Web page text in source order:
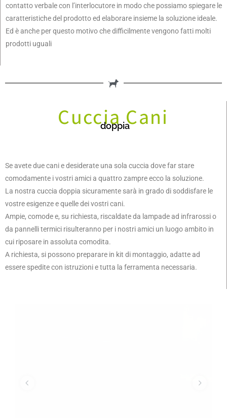
contatto verbale con l’interlocutore in modo che possiamo spiegare le
caratteristiche del prodotto ed elaborare insieme la soluzione ideale.
Ed è anche per questo motivo che difficilmente vengono fatti molti
prodotti uguali
Cuccia Cani
doppia
Se avete due cani e desiderate una sola cuccia dove far stare
comodamente i vostri amici a quattro zampre ecco la soluzione.
La nostra cuccia doppia sicuramente sarà in grado di soddisfare le
vostre esigenze e quelle dei vostri cani.
Ampie, comode e, su richiesta, riscaldate da lampade ad infrarossi o
da pannelli termici risulteranno per i nostri amici un luogo ambito in
cui riposare in assoluta comodita.
A richiesta, si possono preparare in kit di montaggio, adatte ad
essere spedite con istruzioni e tutta la ferramenta necessaria.